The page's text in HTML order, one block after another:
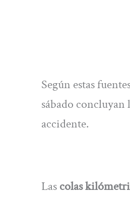
Según estas
sábado concluyan
accidente.
Lascolas